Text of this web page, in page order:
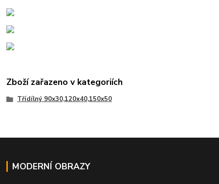
Zboží zařazeno v kategoriích
Třídílný 90x30,120x40,150x50
MODERNÍ OBRAZY